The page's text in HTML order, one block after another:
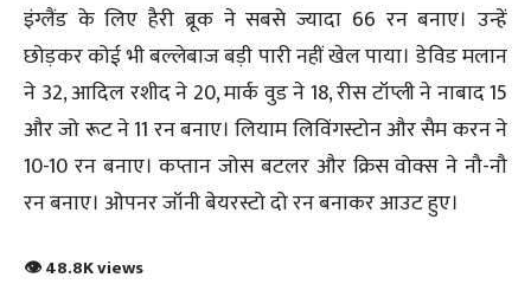
इंग्लैंड के लिए हैरी ब्रूक ने सबसे ज्यादा 66 रन बनाए। उन्हें
छोड़कर कोई भी बल्लेबाज बड़ी पारी नहीं खेल पाया। डेविड मलान
ने 32, आदिल रशीद ने 20, मार्क वुड ने 18, रीस टॉप्ली ने नाबाद 15
और जो रूट ने 11 रन बनाए। लियाम लिविंगस्टोन और सैम करन ने
10-10 रन बनाए। कप्तान जोस बटलर और क्रिस वोक्स ने नौ-नौ
रन बनाए। ओपनर जॉनी बेयरस्टो दो रन बनाकर आउट हुए।
👁 48.8K views